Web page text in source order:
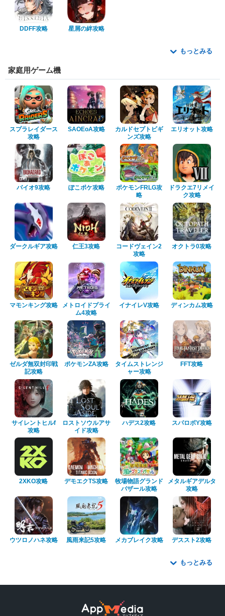
DDFF攻略 星屑の絆攻略
もっとみる
家庭用ゲーム機
スプラレイダース
攻略
SAOEoA攻略
カルドセプトビギ
ンズ攻略
エリオット攻略
バイオ9攻略 ぽこポケ攻略
ポケモンFRLG攻
略
ドラクエ7リメイ
ク攻略
ダークルギア攻略 仁王3攻略
コードヴェイン2
攻略
オクトラ0攻略
マモンキング攻略
メトロイドプライ
ム4攻略
イナイレV攻略 ディンカム攻略
ゼルダ無双封印戦
記攻略
ポケモンZA攻略
タイムストレンジ
ャー攻略
FFT攻略
サイレントヒルf
攻略
ロストソウルアサ
イド攻略
ハデス2攻略 スパロボY攻略
2XKO攻略 デモエクTS攻略
牧場物語グランド
バザール攻略
メタルギアデルタ
攻略
ウツロノハネ攻略 風雨来記5攻略 メカブレイク攻略 デススト2攻略
もっとみる